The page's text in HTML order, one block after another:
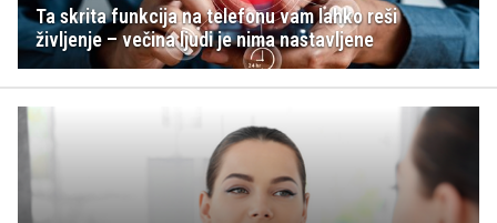
Ta skrita funkcija na telefonu vam lahko reši
življenje – večina ljudi je nima nastavljene